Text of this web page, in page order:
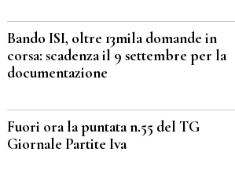
Bando ISI, oltre 13mila domande in
corsa: scadenza il 9 settembre per la
documentazione
Fuori ora la puntata n.55 del TG
Giornale Partite Iva